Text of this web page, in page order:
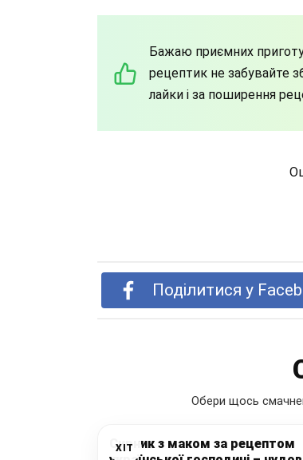
Бажаю приємних
рецептик не забувайте
лайки і за поширення
Поділитися у
Обери щось
ХІТ
Сирник з маком за рецептом